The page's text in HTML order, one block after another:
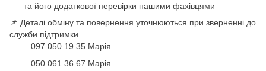
та його додаткової перевірки нашими фахівцями
📌 Деталі обміну та повернення уточнюються при зверненні до
служби підтримки.
097 050 19 35 Марія.
050 061 36 67 Марія.